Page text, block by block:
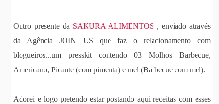
Outro presente da SAKURA ALIMENTOS , enviado através
da Agência JOIN US que faz o relacionamento com
blogueiros...um presskit contendo 03 Molhos Barbecue,
Americano, Picante (com pimenta) e mel (Barbecue com mel).
Adorei e logo pretendo estar postando aqui receitas com esses